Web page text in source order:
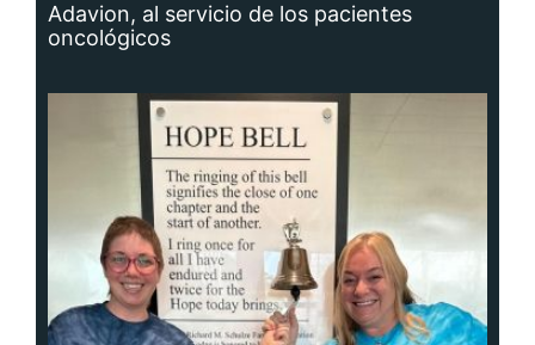
Adavion, al servicio de los pacientes
oncológicos